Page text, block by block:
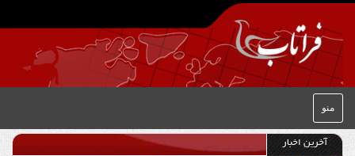
منو
آخرین اخبار